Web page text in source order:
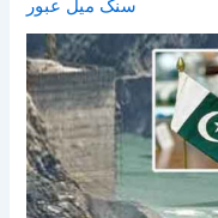
سنگ میل عبور